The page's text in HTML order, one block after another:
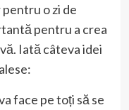
o zi de
pentru a crea
Iată câteva idei
face pe toți să se